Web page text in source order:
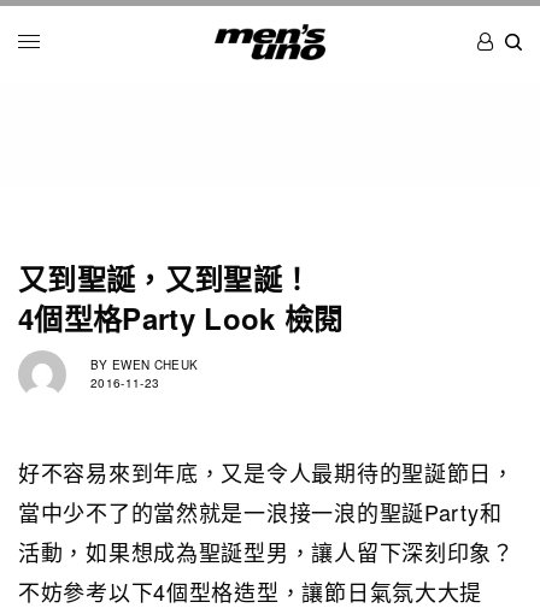
又到聖誕，又到聖誕！
4個型格Party Look 檢閱
BY EWEN CHEUK
2016-11-23
好不容易來到年底，又是令人最期待的聖誕節日，
當中少不了的當然就是一浪接一浪的聖誕Party和
活動，如果想成為聖誕型男，讓人留下深刻印象？
不妨參考以下4個型格造型，讓節日氣氛大大提